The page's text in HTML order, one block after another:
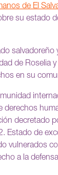
de El
su estado
salvadoreño
de Roselia
en su
derechos
decretado
Estado de
vulnerados
a la